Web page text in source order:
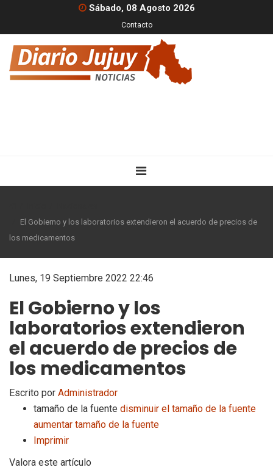
Sábado, 08 Agosto 2026
Contacto
El Gobierno y los laboratorios extendieron el acuerdo de precios de
los medicamentos
Lunes, 19 Septiembre 2022 22:46
El Gobierno y los
laboratorios extendieron
el acuerdo de precios de
los medicamentos
Escrito por Administrador
tamaño de la fuente disminuir el tamaño de la fuente
aumentar tamaño de la fuente
Imprimir
Valora este artículo